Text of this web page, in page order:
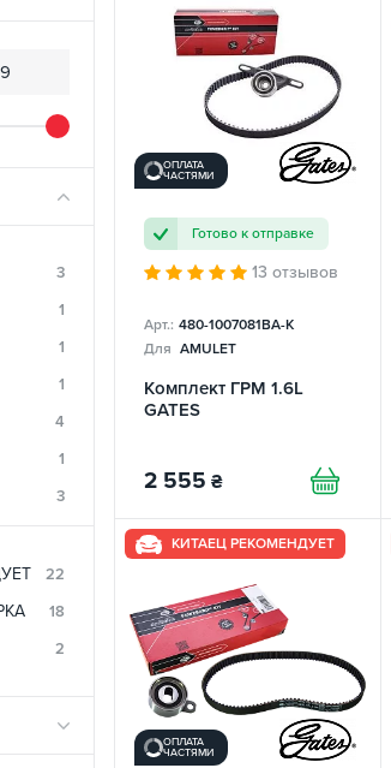
3
1
1
1
4
1
3
1
1
2
3
4
4
22
18
2
ОПЛАТА
ЧАСТЯМИ
Готово к отправке
13 отзывов
Арт.: 480-1007081BA-K
Для AMULET
Комплект ГРМ 1.6L
GATES
2 555 ₴
КИТАЕЦ РЕКОМЕНДУЕТ
ОПЛАТА
ЧАСТЯМИ